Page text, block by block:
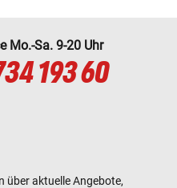
Mo.-Sa. 9-20 Uhr
193 60
über aktuelle Angebote,